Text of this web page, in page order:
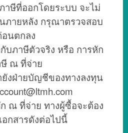
าษีที่ออกโดยระบบ จะไม่
ภายหลัง กรุณาตรวจสอบ
อนตกลง
บภาษีตัวจริง หรือ การหัก
ณ ที่จ่าย
ยังฝ่ายบัญชีของทางลงทุน
ณ ที่จ่าย ทางผู้ซื้อจะต้อง
อกสารดังต่อไปนี้